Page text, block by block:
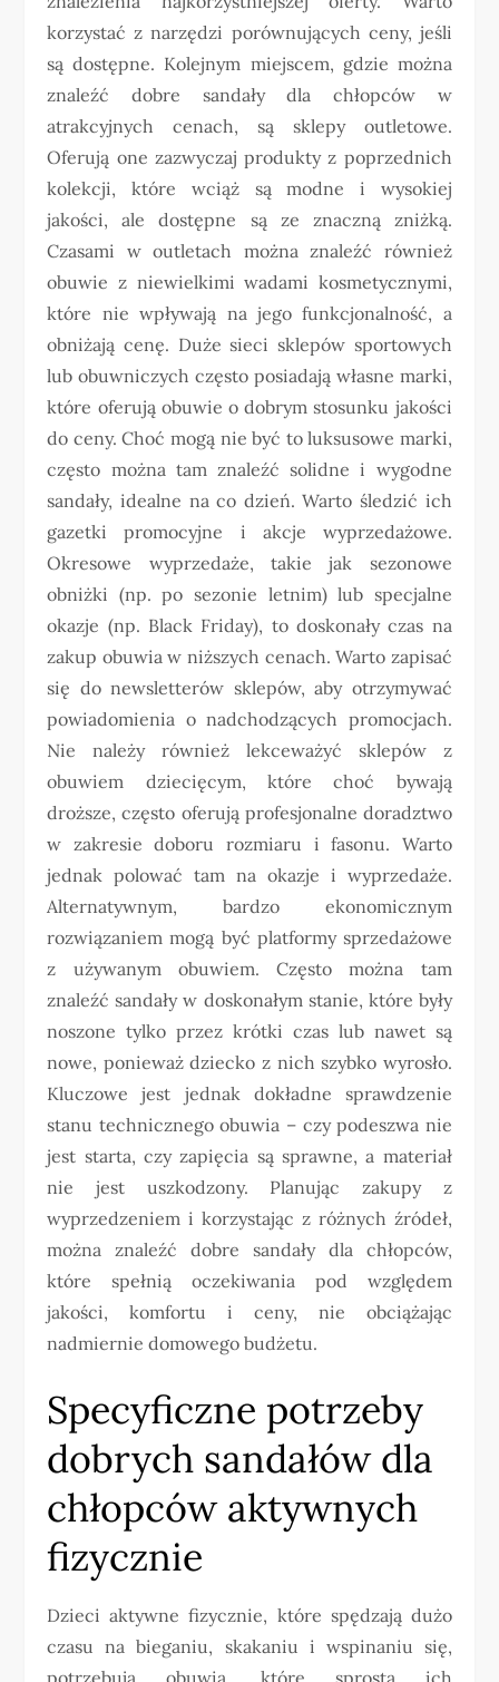
korzystać z narzędzi porównujących ceny, jeśli
są dostępne. Kolejnym miejscem, gdzie można
znaleźć dobre sandały dla chłopców w
atrakcyjnych cenach, są sklepy outletowe.
Oferują one zazwyczaj produkty z poprzednich
kolekcji, które wciąż są modne i wysokiej
jakości, ale dostępne są ze znaczną zniżką.
Czasami w outletach można znaleźć również
obuwie z niewielkimi wadami kosmetycznymi,
które nie wpływają na jego funkcjonalność, a
obniżają cenę. Duże sieci sklepów sportowych
lub obuwniczych często posiadają własne marki,
które oferują obuwie o dobrym stosunku jakości
do ceny. Choć mogą nie być to luksusowe marki,
często można tam znaleźć solidne i wygodne
sandały, idealne na co dzień. Warto śledzić ich
gazetki promocyjne i akcje wyprzedażowe.
Okresowe wyprzedaże, takie jak sezonowe
obniżki (np. po sezonie letnim) lub specjalne
okazje (np. Black Friday), to doskonały czas na
zakup obuwia w niższych cenach. Warto zapisać
się do newsletterów sklepów, aby otrzymywać
powiadomienia o nadchodzących promocjach.
Nie należy również lekceważyć sklepów z
obuwiem dziecięcym, które choć bywają
droższe, często oferują profesjonalne doradztwo
w zakresie doboru rozmiaru i fasonu. Warto
jednak polować tam na okazje i wyprzedaże.
Alternatywnym, bardzo ekonomicznym
rozwiązaniem mogą być platformy sprzedażowe
z używanym obuwiem. Często można tam
znaleźć sandały w doskonałym stanie, które były
noszone tylko przez krótki czas lub nawet są
nowe, ponieważ dziecko z nich szybko wyrosło.
Kluczowe jest jednak dokładne sprawdzenie
stanu technicznego obuwia – czy podeszwa nie
jest starta, czy zapięcia są sprawne, a materiał
nie jest uszkodzony. Planując zakupy z
wyprzedzeniem i korzystając z różnych źródeł,
można znaleźć dobre sandały dla chłopców,
które spełnią oczekiwania pod względem
jakości, komfortu i ceny, nie obciążając
nadmiernie domowego budżetu.
Specyficzne potrzeby
dobrych sandałów dla
chłopców aktywnych
fizycznie
Dzieci aktywne fizycznie, które spędzają dużo
czasu na bieganiu, skakaniu i wspinaniu się,
potrzebują obuwia, które sprosta ich